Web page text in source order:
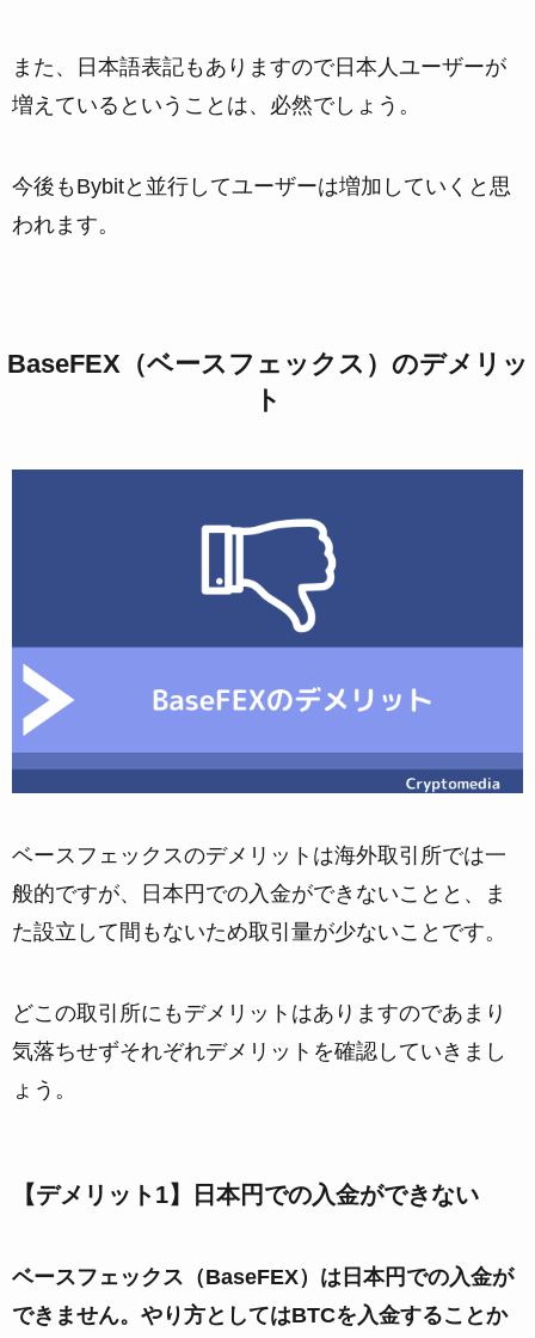
また、日本語表記もありますので日本人ユーザーが
増えているということは、必然でしょう。
今後もBybitと並行してユーザーは増加していくと思
われます。
BaseFEX（ベースフェックス）のデメリッ
ト
ベースフェックスのデメリットは海外取引所では一
般的ですが、日本円での入金ができないことと、ま
た設立して間もないため取引量が少ないことです。
どこの取引所にもデメリットはありますのであまり
気落ちせずそれぞれデメリットを確認していきまし
ょう。
【デメリット1】日本円での入金ができない
ベースフェックス（BaseFEX）は日本円での入金が
できません。やり方としてはBTCを入金することか